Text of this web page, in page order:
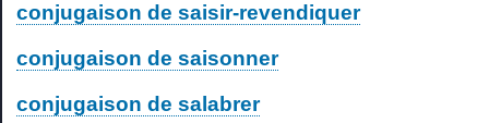
conjugaison de saisir-revendiquer
conjugaison de saisonner
conjugaison de salabrer